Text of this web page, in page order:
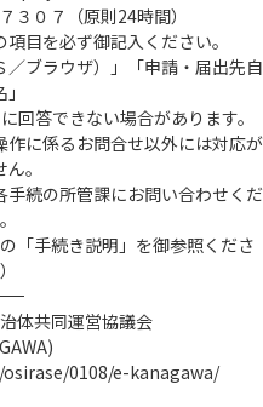
３０７（原則24時間）
目を必ず御記入ください。
／ブラウザ）」「申請・届出先自
回答できない場合があります。
に係るお問合せ以外には対応が
。
続の所管課にお問い合わせくだ
「手続き説明」を御参照くださ
体共同運営協議会
0108/e-kanagawa/